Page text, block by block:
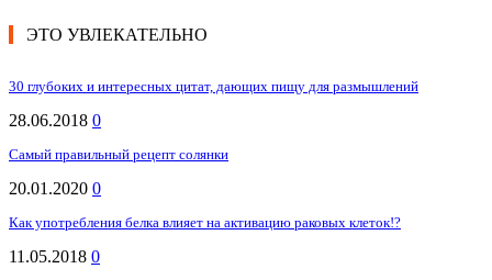
ЭТО УВЛЕКАТЕЛЬНО
30 глубоких и интересных цитат, дающих пищу для размышлений
28.06.2018 0
Самый правильный рецепт солянки
20.01.2020 0
Как употребления белка влияет на активацию раковых клеток!?
11.05.2018 0